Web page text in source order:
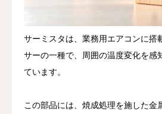
サーミスタは、業務用エアコンに搭
サーの一種で、周囲の温度変化を感
ています。
この部品には、焼成処理を施した金